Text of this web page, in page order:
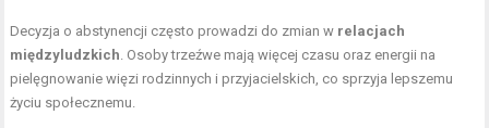
Decyzja o abstynencji często prowadzi do zmian w relacjach
międzyludzkich . Osoby trzeźwe mają więcej czasu oraz energii na
pielęgnowanie więzi rodzinnych i przyjacielskich, co sprzyja lepszemu
życiu społecznemu.